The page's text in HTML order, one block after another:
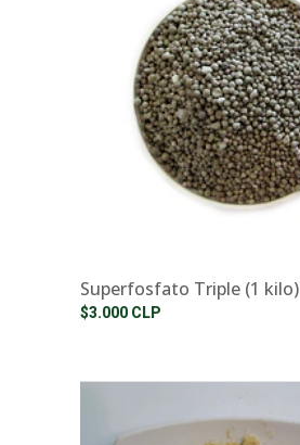
Superfosfato Triple (1 kilo)
$3.000 CLP